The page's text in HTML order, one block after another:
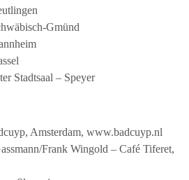
Gmünd
Stadtsaal – Speyer
Amsterdam, www.badcuyp.nl
Frank Wingold – Café Tiferet,